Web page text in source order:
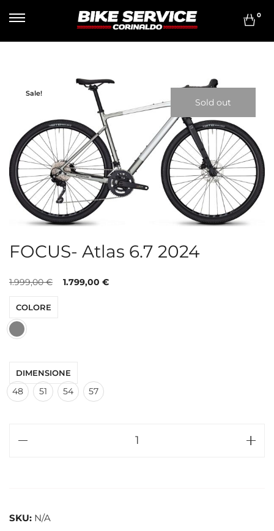
0
Sale!
Sold out
FOCUS- Atlas 6.7 2024
1.999,00€ 1.799,00 €
COLORE
DIMENSIONE
48 51 54 57
SKU: N/A